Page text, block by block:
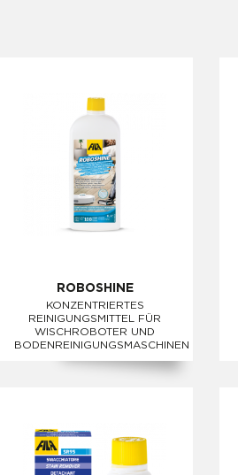
ROBOSHINE
KONZENTRIERTES
REINIGUNGSMITTEL FÜR
WISCHROBOTER UND
BODENREINIGUNGSMASCHINEN